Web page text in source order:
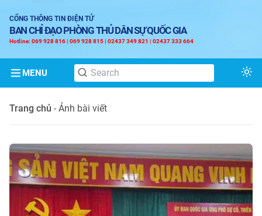
CỔNG THÔNG TIN ĐIỆN TỬ
BAN CHỈ ĐẠO PHÒNG THỦ DÂN SỰ QUỐC GIA
Hotline: 069 928 816 | 069 928 815 | 02437 349 821 | 02437 333 664
MENU
Trang chủ - Ảnh bài viết